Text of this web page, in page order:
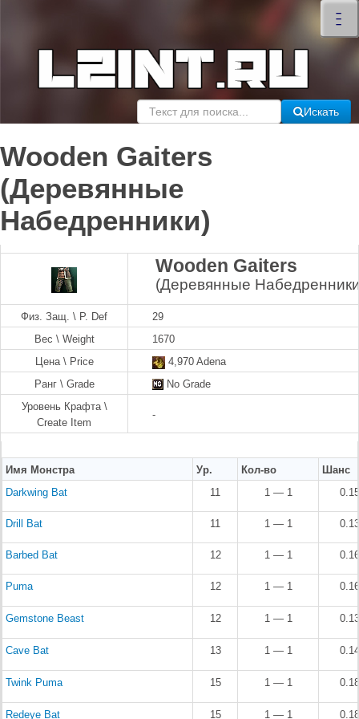
–
–
–
×
Искать
Wooden Gaiters
(Деревянные
Набедренники)
Wooden Gaiters
(Деревянные
Физ. Защ. \ P. Def
29
Вес \ Weight
1670
Цена \ Price
4,970 Adena
Ранг \ Grade
No Grade
Уровень Крафта \
Create Item
-
Имя Монстра Ур. Кол-во
Шанс
Darkwing Bat
11 1 — 1
Drill Bat 11 1 — 1
Barbed Bat 12 1 — 1
Puma 12 1 — 1
Gemstone Beast 12 1 — 1
Cave Bat 13 1 — 1
Twink Puma 15 1 — 1
Redeye Bat 15 1 — 1